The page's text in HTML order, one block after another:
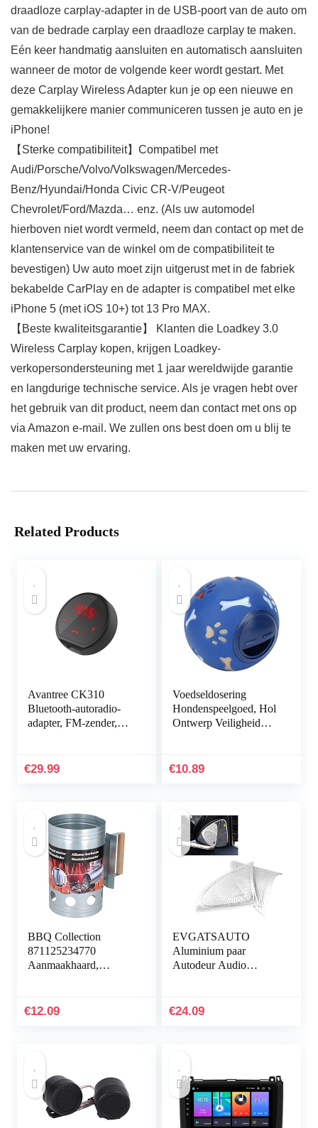
draadloze carplay-adapter in de USB-poort van de auto om
van de bedrade carplay een draadloze carplay te maken.
Eén keer handmatig aansluiten en automatisch aansluiten
wanneer de motor de volgende keer wordt gestart. Met
deze Carplay Wireless Adapter kun je op een nieuwe en
gemakkelijkere manier communiceren tussen je auto en je
iPhone!
【Sterke compatibiliteit】Compatibel met
Audi/Porsche/Volvo/Volkswagen/Mercedes-
Benz/Hyundai/Honda Civic CR-V/Peugeot
Chevrolet/Ford/Mazda… enz. (Als uw automodel
hierboven niet wordt vermeld, neem dan contact op met de
klantenservice van de winkel om de compatibiliteit te
bevestigen) Uw auto moet zijn uitgerust met in de fabriek
bekabelde CarPlay en de adapter is compatibel met elke
iPhone 5 (met iOS 10+) tot 13 Pro MAX.
【Beste kwaliteitsgarantie】 Klanten die Loadkey 3.0
Wireless Carplay kopen, krijgen Loadkey-
verkopersondersteuning met 1 jaar wereldwijde garantie
en langdurige technische service. Als je vragen hebt over
het gebruik van dit product, neem dan contact met ons op
via Amazon e-mail. We zullen ons best doen om u blij te
maken met uw ervaring.
Related Products
Avantree CK310
Bluetooth-autoradio-
adapter, FM-zender,
oplaadbaar of
€29.99
Voedseldosering
Hondenspeelgoed, Hol
Ontwerp Veiligheid
Hondenspeelgoed
€10.89
BBQ Collection
871125234770
Aanmaakhaard,
x 27 x 25,5 cm,
€12.09
EVGATSAUTO
Aluminium paar
Autodeur Audio
E Klasse W213 2016
€24.09